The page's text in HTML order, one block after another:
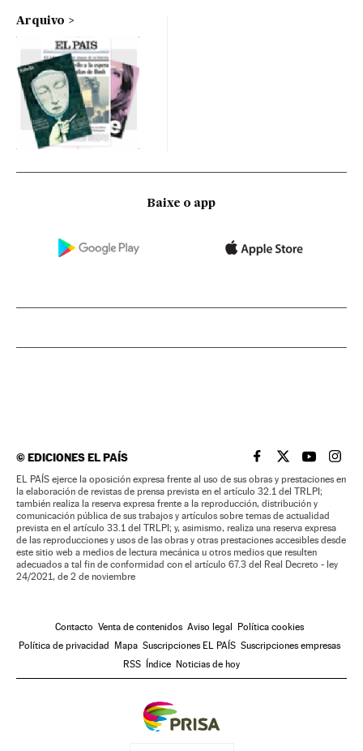
Arquivo
Baixe o app
©EDICIONES EL PAÍS EL PAÍS BRASIL EN
EL PAÍSEL PAÍS
EL
EL PAÍS ejerce la oposición expresa frente al uso de sus obras y prestaciones en
la elaboración de revistas de prensa prevista en el artículo 32.1 del TRLPI;
también realiza la reserva expresa frente a la reproducción, distribución y
comunicación pública de sus trabajos y artículos sobre temas de actualidad
prevista en el artículo 33.1 del TRLPI; y, asimismo, realiza una reserva expresa
de las reproducciones y usos de las obras y otras prestaciones accesibles desde
este sitio web a medios de lectura mecánica u otros medios que resulten
adecuados a tal fin de conformidad con el artículo 67.3 del Real Decreto - ley
24/2021, de 2 de noviembre
Contacto Venta de contenidos Aviso legal
Política cookies
Política de privacidad
Mapa Suscripciones EL PAÍS Suscripciones empresas
RSS
Índice Noticias de hoy